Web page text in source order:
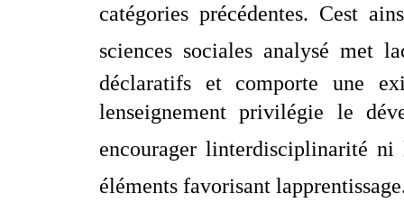
catégories précédentes. Cest
sciences sociales analysé met
déclaratifs et comporte une
lenseignement privilégie le
encourager linterdisciplinarité
éléments favorisant